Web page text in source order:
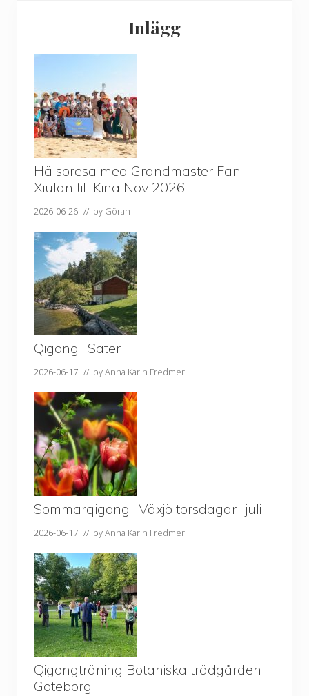
Inlägg
Hälsoresa med Grandmaster Fan
Xiulan till Kina Nov 2026
2026-06-26 // by Göran
Qigong i Säter
2026-06-17 // byAnna Karin Fredmer
Sommarqigong i Växjö torsdagar i juli
2026-06-17 // byAnna Karin Fredmer
Qigongträning Botaniska trädgården
Göteborg